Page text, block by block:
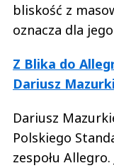
bliskość z
oznacza dla
Z Blika do
Dariusz
Dariusz
Polskiego
zespołu